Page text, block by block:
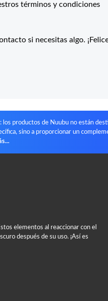
términos y condiciones
si necesitas algo.
los productos de Nuubu no están
sino a proporcionar un
elementos al reaccionar con el
después de su uso. ¡Así es